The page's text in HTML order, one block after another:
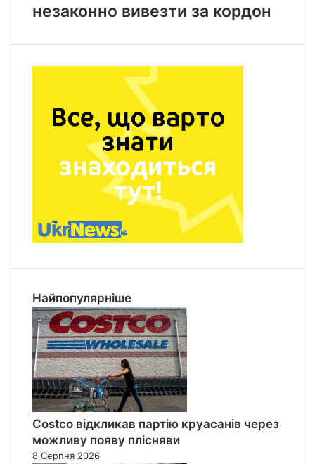
незаконно вивезти за кордон
Найпопулярніше
Costco відкликав партію круасанів через
можливу появу плісняви
8 Серпня 2026